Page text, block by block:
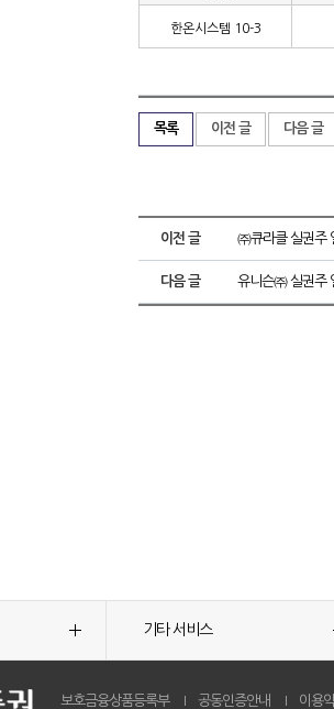
한온시스템 10-3
목록 이전 글 다음 글
이전 글 ㈜큐라클 실권주
다음 글 유니슨㈜ 실권주
기타 서비스
보호금융상품등록부 공동인증안내 이용